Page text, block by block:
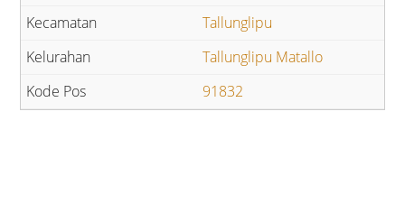
Tallunglipu
Tallunglipu Matallo
91832